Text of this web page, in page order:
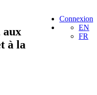
Connexion
EN
FR
aux
à la